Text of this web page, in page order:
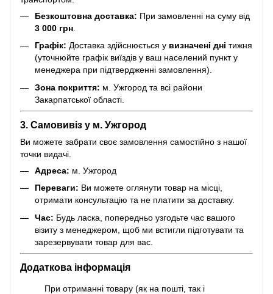
Безкоштовна доставка: При замовленні на суму від
3 000 грн
Графік: Доставка здійснюється у визначені дні тижня
(уточнюйте графік виїздів у ваш населений пункт у
менеджера при підтвердженні замовлення).
Зона покриття: м. Ужгород та всі райони
Закарпатської області.
3. Самовивіз у м. Ужгород
Ви можете забрати своє замовлення самостійно з нашої
точки видачі.
Адреса: м. Ужгород
Переваги: Ви можете оглянути товар на місці,
отримати консультацію та не платити за доставку.
Час: Будь ласка, попередньо узгодьте час вашого
візиту з менеджером, щоб ми встигли підготувати та
зарезервувати товар для вас.
Додаткова інформація
При отриманні товару (як на пошті, так і